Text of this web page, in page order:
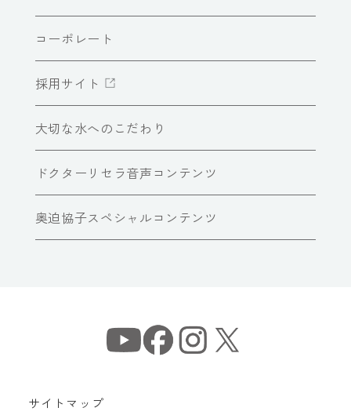
コーポレート
採用サイト
大切な水へのこだわり
ドクターリセラ音声コンテンツ
奥迫協子スペシャルコンテンツ
サイトマップ